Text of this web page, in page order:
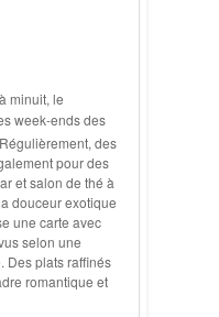
minuit, le
week-ends des
des
pour des
et salon de thé à
douceur exotique
une carte avec
selon une
Des plats raffinés
romantique et